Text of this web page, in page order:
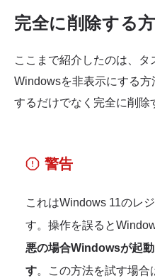
完全に削除する
ここまで紹介したのは、
Windowsを非表示にする
するだけでなく完全に削除
警告
これはWindows 11のレ
す。操作を誤ると
悪の場合Windowsが起
す。この方法を試す場合